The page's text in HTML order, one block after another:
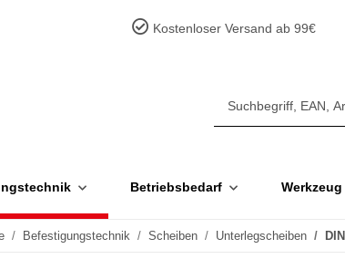
Kostenloser Versand ab 99€
Betriebsbedarf Werkzeug
Befestigungstechnik Scheiben Unterlegscheiben